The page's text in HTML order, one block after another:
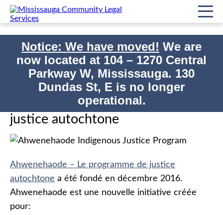
Notice: We have moved! We are
now located at 104 – 1270 Central
Parkway W, Mississauga. 130
Dundas St, E is no longer
operational.
Accueil Qui nous sommes
Ahwenehaode – Programme de justice autochtone Imprimer
Ahwenehaode – Programme de
justice autochtone
Ahwenehaode – Le programme de justice
autochtone a été fondé en décembre 2016.
Ahwenehaode est une nouvelle initiative créée
pour: